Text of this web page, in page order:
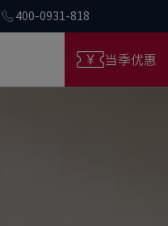
400-0931-818
当季优惠